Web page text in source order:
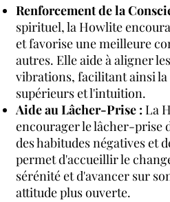
Renforcement de la
spirituel, la Howlite
et favorise une meilleure
autres. Elle aide à aligner
vibrations, facilitant ainsi
supérieurs et l'intuition.
Aide au Lâcher-Prise : La
encourager le lâcher-prise
des habitudes négatives et
permet d'accueillir le
sérénité et d'avancer sur
attitude plus ouverte.